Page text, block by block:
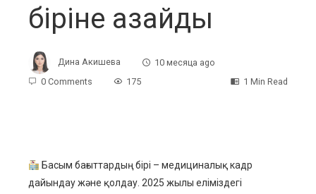
біріне азайды
Дина Акишева
10 месяца ago
0 Comments
175 1 Min Read
Басым бағыттардың бірі – медициналық кадр
дайындау және қолдау. 2025 жылы еліміздегі